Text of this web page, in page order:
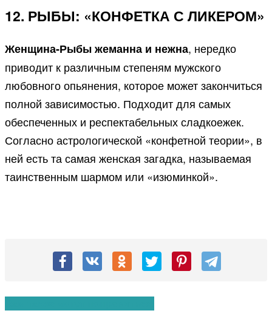
12. РЫБЫ: «КОНФЕТКА С ЛИКЕРОМ»
Женщина-Рыбы жеманна и нежна, нередко
приводит к различным степеням мужского
любовного опьянения, которое может закончиться
полной зависимостью. Подходит для самых
обеспеченных и респектабельных сладкоежек.
Согласно астрологической «конфетной теории», в
ней есть та самая женская загадка, называемая
таинственным шармом или «изюминкой».